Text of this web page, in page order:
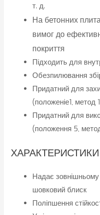
т. д.
На бетонних
вимог до
покриття
Підходить для
Обезпилювання
Придатний для
(положеніе1, метод
Придатний для
(положення 5,
Надає зовнішньому
шовковий блиск
Поліпшення